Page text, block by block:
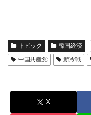
トピック 韓国経済
中国共産党
新冷戦
X